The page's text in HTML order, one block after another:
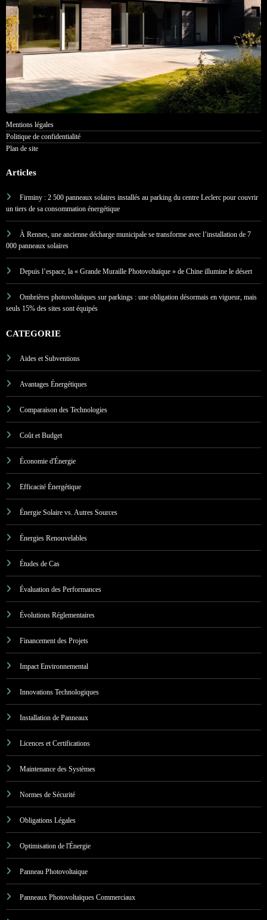
Mentions légales
Politique de confidentialité
Plan de site
Articles
Firminy : 2 500 panneaux solaires installés au parking du centre Leclerc pour couvrir
un tiers de sa consommation énergétique
À Rennes, une ancienne décharge municipale se transforme avec l’installation de 7
000 panneaux solaires
Depuis l’espace, la « Grande Muraille Photovoltaïque » de Chine illumine le désert
Ombrières photovoltaïques sur parkings : une obligation désormais en vigueur, mais
seuls 15% des sites sont équipés
CATEGORIE
Aides et Subventions
Avantages Énergétiques
Comparaison des Technologies
Coût et Budget
Économie d'Énergie
Efficacité Énergétique
Énergie Solaire vs. Autres Sources
Énergies Renouvelables
Études de Cas
Évaluation des Performances
Évolutions Réglementaires
Financement des Projets
Impact Environnemental
Innovations Technologiques
Installation de Panneaux
Licences et Certifications
Maintenance des Systèmes
Normes de Sécurité
Obligations Légales
Optimisation de l'Énergie
Panneau Photovoltaique
Panneaux Photovoltaïques Commerciaux